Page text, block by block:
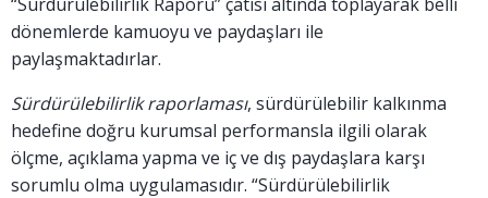
dönemlerde kamuoyu ve paydaşları ile
paylaşmaktadırlar.
Sürdürülebilirlik raporlaması, sürdürülebilir kalkınma
hedefine doğru kurumsal performansla ilgili olarak
ölçme, açıklama yapma ve iç ve dış paydaşlara karşı
sorumlu olma uygulamasıdır. “Sürdürülebilirlik